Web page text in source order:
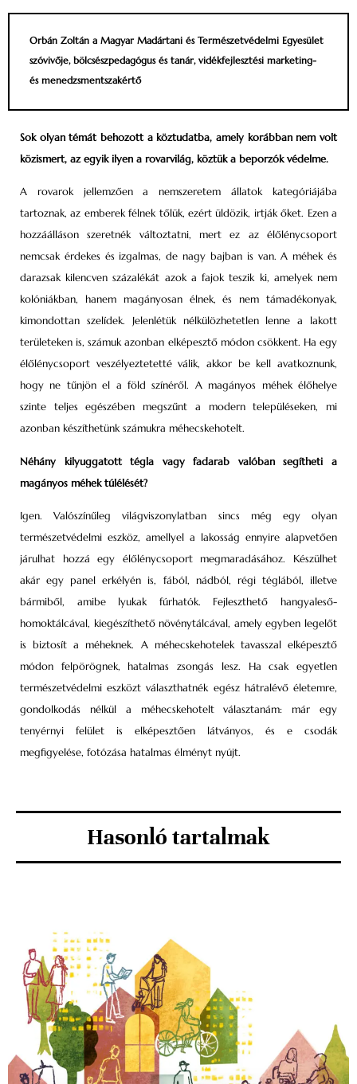
Orbán Zoltán a Magyar Madártani és Természetvédelmi Egyesület
szóvivője, bölcsészpedagógus és tanár, vidékfejlesztési marketing-
és menedzsmentszakértő
Sok olyan témát behozott a köztudatba, amely korábban nem volt
közismert, az egyik ilyen a rovarvilág, köztük a beporzók védelme.
A rovarok jellemzően a nemszeretem állatok kategóriájába
tartoznak, az emberek félnek tőlük, ezért üldözik, irtják őket. Ezen a
hozzáálláson szeretnék változtatni, mert ez az élőlénycsoport
nemcsak érdekes és izgalmas, de nagy bajban is van. A méhek és
darazsak kilencven százalékát azok a fajok teszik ki, amelyek nem
kolóniákban, hanem magányosan élnek, és nem támadékonyak,
kimondottan szelídek. Jelenlétük nélkülözhetetlen lenne a lakott
területeken is, számuk azonban elképesztő módon csökkent. Ha egy
élőlénycsoport veszélyeztetetté válik, akkor be kell avatkoznunk,
hogy ne tűnjön el a föld színéről. A magányos méhek élőhelye
szinte teljes egészében megszűnt a modern településeken, mi
azonban készíthetünk számukra méhecskehotelt.
Néhány kilyuggatott tégla vagy fadarab valóban segítheti a
magányos méhek túlélését?
Igen. Valószínűleg világviszonylatban sincs még egy olyan
természetvédelmi eszköz, amellyel a lakosság ennyire alapvetően
járulhat hozzá egy élőlénycsoport megmaradásához. Készülhet
akár egy panel erkélyén is, fából, nádból, régi téglából, illetve
bármiből, amibe lyukak fúrhatók. Fejleszthető hangyaleső-
homoktálcával, kiegészíthető növénytálcával, amely egyben legelőt
is biztosít a méheknek. A méhecskehotelek tavasszal elképesztő
módon felpörögnek, hatalmas zsongás lesz. Ha csak egyetlen
természetvédelmi eszközt választhatnék egész hátralévő életemre,
gondolkodás nélkül a méhecskehotelt választanám: már egy
tenyérnyi felület is elképesztően látványos, és e csodák
megfigyelése, fotózása hatalmas élményt nyújt.
Hasonló tartalmak